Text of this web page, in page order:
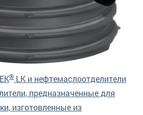
® LK и нефтемаслоотделители
предназначенные для
изготовленные из